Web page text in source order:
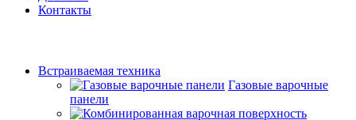
Контакты
Встраиваемая техника
Газовые варочные
панели